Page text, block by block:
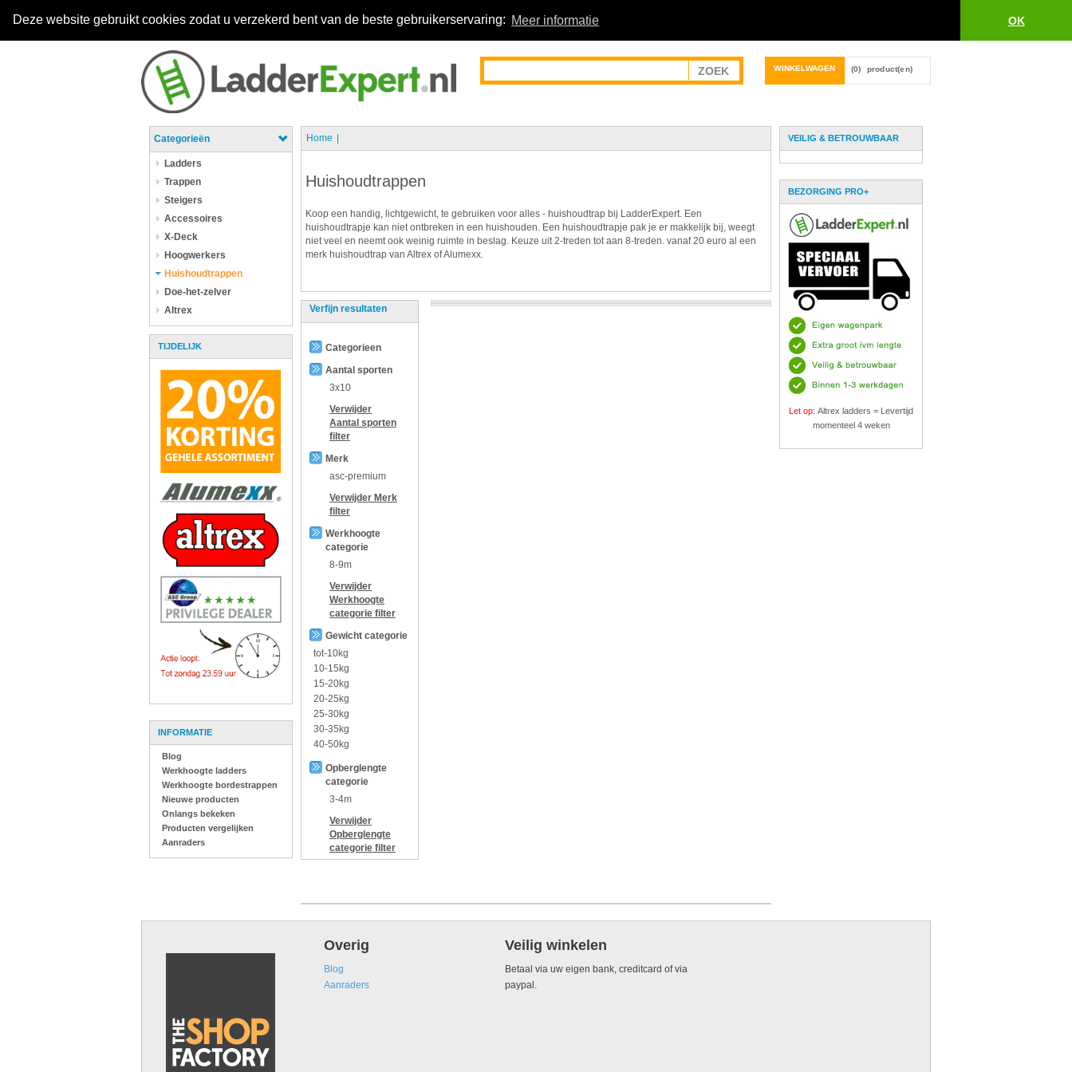
Deze website gebruikt cookies zodat u verzekerd bent van de beste gebruikerservaring: Meer informatie OK
WINKELWAGEN (0) product(en)
Categorieën
Ladders
Trappen
Steigers
Accessoires
X-Deck
Hoogwerkers
Huishoudtrappen
Doe-het-zelver
Altrex
TIJDELIJK
INFORMATIE
Blog
Werkhoogte ladders
Werkhoogte bordestrappen
Nieuwe producten
Onlangs bekeken
Producten vergelijken
Aanraders
Home
Huishoudtrappen
Koop een handig, lichtgewicht, te gebruiken voor alles - huishoudtrap bij LadderExpert. Een
huishoudtrapje kan niet ontbreken in een huishouden. Een huishoudtrapje pak je er makkelijk bij, weegt
niet veel en neemt ook weinig ruimte in beslag. Keuze uit 2-treden tot aan 8-treden. vanaf 20 euro al een
merk huishoudtrap van Altrex of Alumexx.
Verfijn resultaten
Categorieen
Aantal sporten
3x10
Verwijder
Aantal sporten
filter
Merk
asc-premium
Verwijder Merk
filter
Werkhoogte
categorie
8-9m
Verwijder
Werkhoogte
categorie filter
Gewicht categorie
tot-10kg
10-15kg
15-20kg
20-25kg
25-30kg
30-35kg
40-50kg
Opberglengte
categorie
3-4m
Verwijder
Opberglengte
categorie filter
VEILIG & BETROUWBAAR
BEZORGING PRO+
Let op: Altrex ladders = Levertijd
momenteel 4 weken
Overig
Blog
Aanraders
Veilig winkelen
Betaal via uw eigen bank, creditcard of via
paypal.